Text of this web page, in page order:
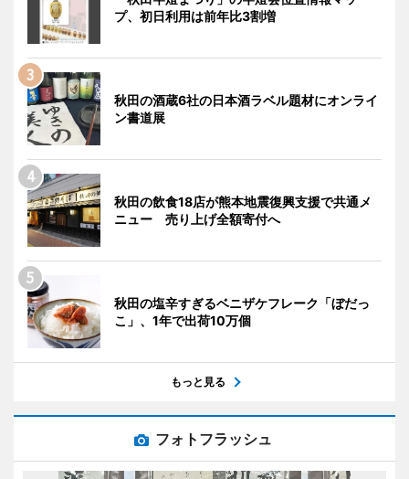
プ、初日利用は前年比3割増
秋田の酒蔵6社の日本酒ラベル題材にオンライ
ン書道展
秋田の飲食18店が熊本地震復興支援で共通メ
ニュー 売り上げ全額寄付へ
秋田の塩辛すぎるベニザケフレーク「ぼだっ
こ」、1年で出荷10万個
もっと見る
フォトフラッシュ